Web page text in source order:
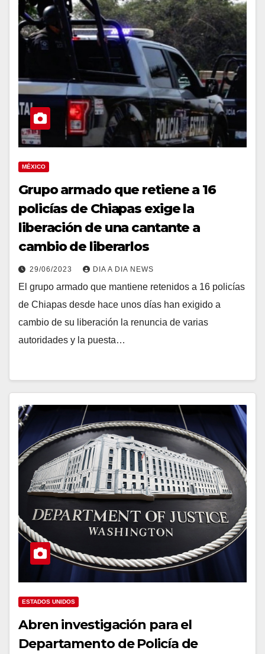
MÉXICO
Grupo armado que retiene a 16
policías de Chiapas exige la
liberación de una cantante a
cambio de liberarlos
29/06/2023 DIA A DIA NEWS
El grupo armado que mantiene retenidos a 16 policías
de Chiapas desde hace unos días han exigido a
cambio de su liberación la renuncia de varias
autoridades y la puesta…
ESTADOS UNIDOS
Abren investigación para el
Departamento de Policía de